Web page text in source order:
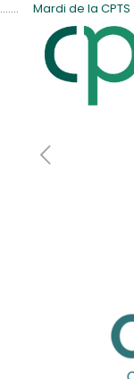
Mardi de la